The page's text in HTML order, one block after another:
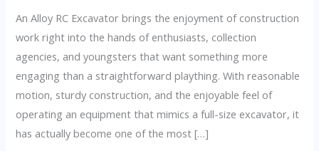
An Alloy RC Excavator brings the enjoyment of construction
work right into the hands of enthusiasts, collection
agencies, and youngsters that want something more
engaging than a straightforward plaything. With reasonable
motion, sturdy construction, and the enjoyable feel of
operating an equipment that mimics a full-size excavator, it
has actually become one of the most […]